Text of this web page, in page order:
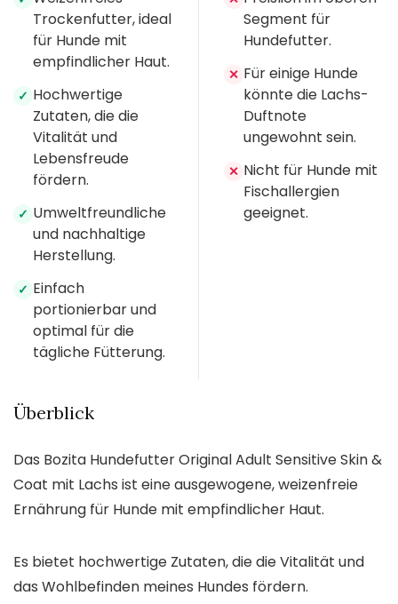
Trockenfutter, ideal
für Hunde mit
empfindlicher Haut.
✓ Hochwertige
Zutaten, die die
Vitalität und
Lebensfreude
fördern.
✓ Umweltfreundliche
und nachhaltige
Herstellung.
✓ Einfach
portionierbar und
optimal für die
tägliche Fütterung.
Segment für
Hundefutter.
✕ Für einige Hunde
könnte die Lachs-
Duftnote
ungewohnt sein.
✕ Nicht für Hunde mit
Fischallergien
geeignet.
Überblick
Das Bozita Hundefutter Original Adult Sensitive Skin &
Coat mit Lachs ist eine ausgewogene, weizenfreie
Ernährung für Hunde mit empfindlicher Haut.
Es bietet hochwertige Zutaten, die die Vitalität und
das Wohlbefinden meines Hundes fördern.